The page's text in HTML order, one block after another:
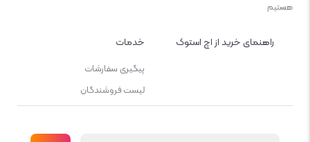
هستیم
راهنمای خرید از اچ استوک خدمات
پیگیری سفارشات
لیست فروشندگان